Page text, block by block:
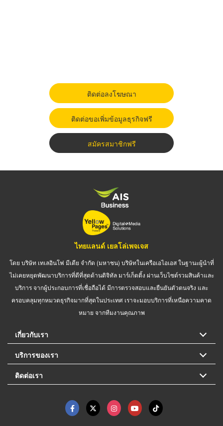
ติดต่อลงโฆษณา
ติดต่อขอเพิ่มข้อมูลธุรกิจฟรี
สมัครสมาชิกฟรี
ไทยแลนด์ เยลโล่เพจเจส
โดย บริษัท เทเลอินโฟ มีเดีย จำกัด (มหาชน) บริษัทในเครือเอไอเอส ในฐานะผู้นำที่
ไม่เคยหยุดพัฒนาบริการที่ดีที่สุดด้านดิจิทัล มาร์เก็ตติ้ง ผ่านเว็บไซต์รวมสินค้าและ
บริการ จากผู้ประกอบการที่เชื่อถือได้ มีการตรวจสอบและยืนยันตัวตนจริง และ
ครอบคลุมทุกหมวดธุรกิจมากที่สุดในประเทศ เราจะมอบบริการที่เหนือความคาด
หมาย จากทีมงานคุณภาพ
เกี่ยวกับเรา
บริการของเรา
ติดต่อเรา